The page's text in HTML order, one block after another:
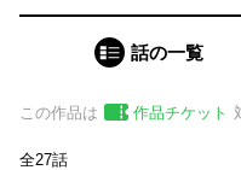
話の一覧
この作品は 作品チケット
全27話